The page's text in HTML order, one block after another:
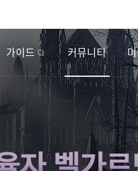
가이드 커뮤니티